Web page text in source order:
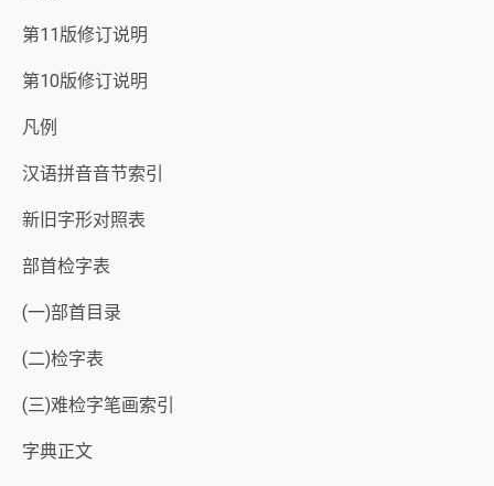
第11版修订说明
第10版修订说明
凡例
汉语拼音音节索引
新旧字形对照表
部首检字表
(一)部首目录
(二)检字表
(三)难检字笔画索引
字典正文